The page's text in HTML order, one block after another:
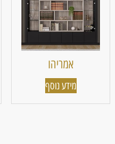
אמריהו
מידע נוסף